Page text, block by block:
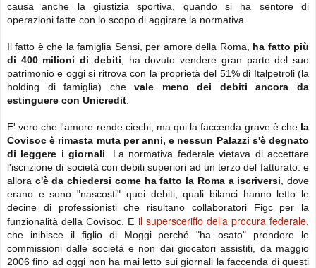
causa anche la giustizia sportiva, quando si ha sentore di
operazioni fatte con lo scopo di aggirare la normativa.
Il fatto è che la famiglia Sensi, per amore della Roma, ha fatto più
di 400 milioni di debiti , ha dovuto vendere gran parte del suo
patrimonio e oggi si ritrova con la proprietà del 51% di Italpetroli (la
holding di famiglia) chevale meno dei debiti ancora da
estinguere con Unicredit
E' vero che l'amore rende ciechi, ma qui la faccenda grave è che la
Covisoc è rimasta muta per anni, e nessun Palazzi s'è degnato
di leggere i giornali . La normativa federale vietava di accettare
l'iscrizione di società con debiti superiori ad un terzo del fatturato: e
allora c'è da chiedersi come ha fatto la Roma a iscriversi , dove
erano e sono "nascosti" quei debiti, quali bilanci hanno letto le
decine di professionisti che risultano collaboratori Figc per la
funzionalità della Covisoc. E il supersceriffo della procura federale
che inibisce il figlio di Moggi perché "ha osato" prendere le
commissioni dalle società e non dai giocatori assistiti, da maggio
2006 fino ad oggi non ha mai letto sui giornali la faccenda di questi